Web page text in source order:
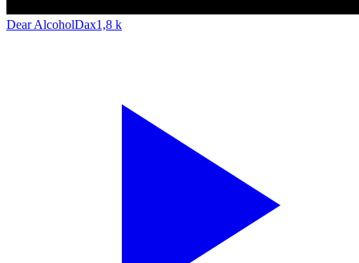
Dear AlcoholDax1,8 k